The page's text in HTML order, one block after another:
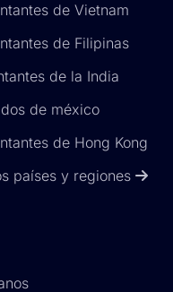
de Vietnam
de Filipinas
de la India
de méxico
de Hong Kong
países y regiones